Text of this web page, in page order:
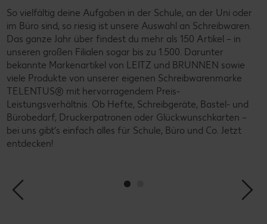
So vielfältig deine Aufgaben in der Schule, an der Uni oder
im Büro sind, so riesig ist unsere Auswahl an Schreibwaren.
Das ganze Jahr über findest du mehr als 150 Artikel – in
unseren großen Filialen sogar bis zu 1.500. Darunter
bekannte Markenartikel von LEITZ und BRUNNEN sowie
viele Produkte von unserer eigenen Schreibwarenmarke
TELENTUS® mit hervorragendem Preis-
Leistungsverhältnis. Ob Hefte, Schreibgeräte, Bastel- und
Bürobedarf, Druckerpatronen oder Glückwunschkarten –
bei uns gibt‘s einfach alles für Schule, Büro und Co. Jetzt
entdecken!